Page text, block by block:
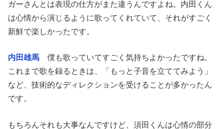
ガーさんとは表現の仕方がまた違うんですよね。内田くん
は心情から演じるように歌ってくれていて、それがすごく
新鮮で楽しかったです。
内田雄馬 僕も歌っていてすごく気持ちよかったですね。
これまで歌を録るときは、「もっと子音を立ててみよう」
など、技術的なディレクションを受けることが多かったん
です。
もちろんそれも大事なんですけど、須田くんは心情の部分